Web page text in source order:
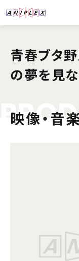
青春ブタ
の夢を見
PROD
映像・音